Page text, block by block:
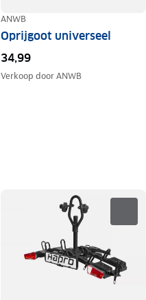
ANWB
Oprijgoot universeel
34,99
Verkoop doorANWB